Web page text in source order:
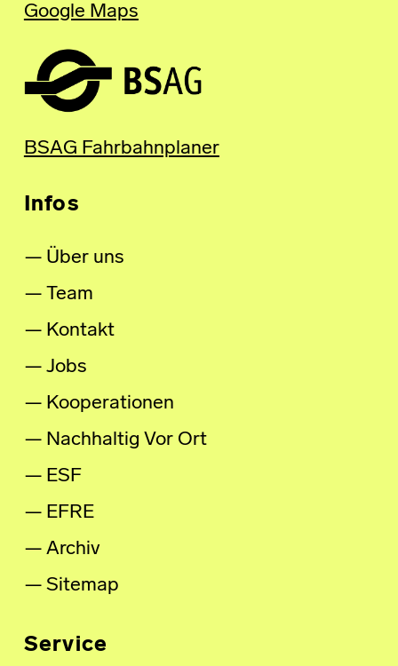
Google Maps
BSAG Fahrbahnplaner
Infos
Über uns
Team
Kontakt
Jobs
Kooperationen
Nachhaltig Vor Ort
ESF
EFRE
Archiv
Sitemap
Service